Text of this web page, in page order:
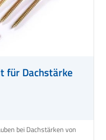
für Dachstärke
bei Dachstärken von